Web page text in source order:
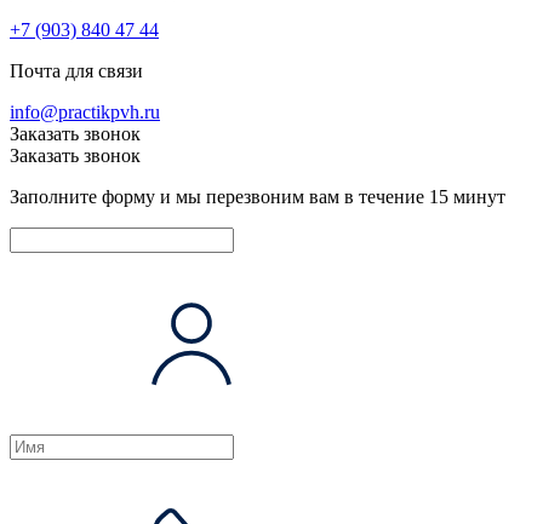
+7 (903) 840 47 44
Почта для связи
info@practikpvh.ru
Заказать звонок
Заказать звонок
Заполните форму и мы перезвоним вам в течение 15 минут